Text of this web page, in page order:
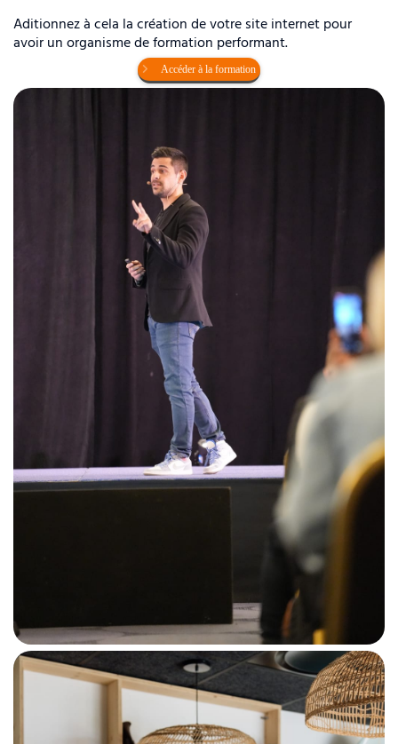
Aditionnez à cela la création de votre site internet pour
avoir un organisme de formation performant.
Accéder à la formation